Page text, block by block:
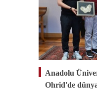
Anadolu
Ohrid'de